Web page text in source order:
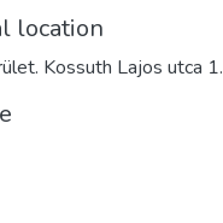
location
Kossuth Lajos utca 1.